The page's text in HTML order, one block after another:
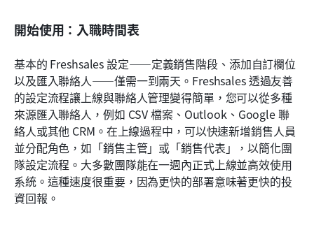
開始使用：入職時間表
基本的 Freshsales 設定——定義銷售階段、添加自訂欄位
以及匯入聯絡人——僅需一到兩天。Freshsales 透過友善
的設定流程讓上線與聯絡人管理變得簡單，您可以從多種
來源匯入聯絡人，例如 CSV 檔案、Outlook、Google 聯
絡人或其他 CRM。在上線過程中，可以快速新增銷售人員
並分配角色，如「銷售主管」或「銷售代表」，以簡化團
隊設定流程。大多數團隊能在一週內正式上線並高效使用
系統。這種速度很重要，因為更快的部署意味著更快的投
資回報。